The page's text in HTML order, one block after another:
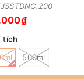
tích
500ml